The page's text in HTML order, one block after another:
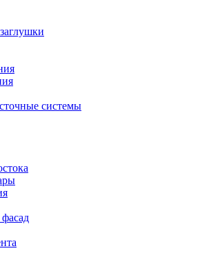
системы